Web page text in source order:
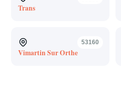
Trans
53160
Vimartin Sur Orthe